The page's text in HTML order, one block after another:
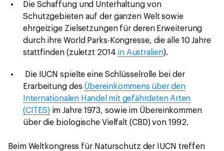
Die Schaffung und Unterhaltung von
Schutzgebieten auf der ganzen Welt sowie
ehrgeizige Zielsetzungen für deren Erweiterung
durch ihre World Parks-Kongresse, die alle 10 Jahre
stattfinden (zuletzt 2014 in Australien).
Die IUCN spielte eine Schlüsselrolle bei der
Erarbeitung des Übereinkommens über den
Internationalen Handel mit gefährdeten Arten
(CITES) im Jahre 1973, sowie im Übereinkommen
über die biologische Vielfalt (CBD) von 1992.
Beim Weltkongress für Naturschutz der IUCN treffen